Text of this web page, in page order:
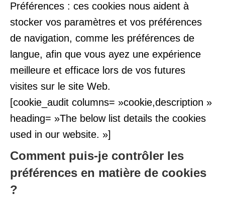
Préférences : ces cookies nous aident à
stocker vos paramètres et vos préférences
de navigation, comme les préférences de
langue, afin que vous ayez une expérience
meilleure et efficace lors de vos futures
visites sur le site Web.
[cookie_audit columns= »cookie,description »
heading= »The below list details the cookies
used in our website. »]
Comment puis-je contrôler les
préférences en matière de cookies
?